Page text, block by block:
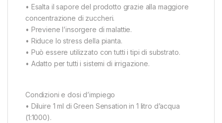
• Esalta il sapore del prodotto grazie alla maggiore
concentrazione di zuccheri.
• Previene l’insorgere di malattie.
• Riduce lo stress della pianta.
• Può essere utilizzato con tutti i tipi di substrato.
• Adatto per tutti i sistemi di irrigazione.
Condizioni e dosi d’impiego
• Diluire 1 ml di Green Sensation in 1 litro d’acqua
(1:1000).